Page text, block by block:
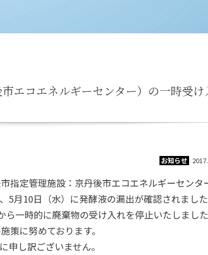
エコエネルギーセンター）の一時受け
お知らせ
指定管理施設：京丹後市エコエネルギーセンタ
5月10日（水）に発酵液の漏出が確認されました
一時的に廃棄物の受け入れを停止いたしました
策に努めております。
申し訳ございません。